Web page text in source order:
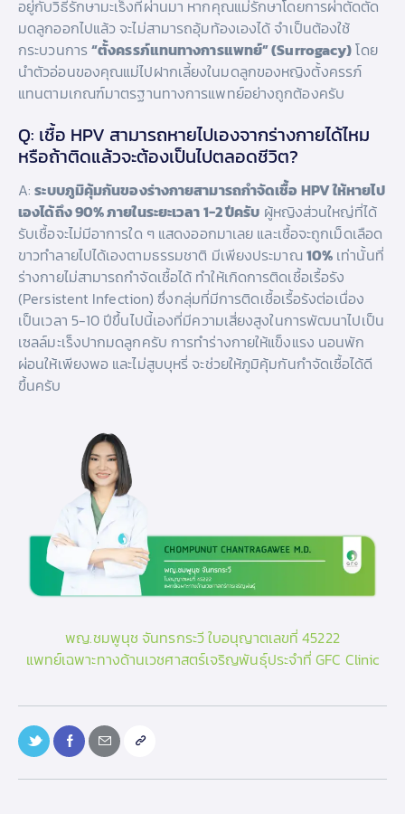
อยู่กับวิธีรักษามะเร็งที่ผ่านมา หากคุณแม่รักษาโดยการผ่าตัดตัด
มดลูกออกไปแล้ว จะไม่สามารถอุ้มท้องเองได้ จำเป็นต้องใช้
กระบวนการ“ตั้งครรภ์แทนทางการแพทย์” (Surrogacy)โดย
นำตัวอ่อนของคุณแม่ไปฝากเลี้ยงในมดลูกของหญิงตั้งครรภ์
แทนตามเกณฑ์มาตรฐานทางการแพทย์อย่างถูกต้องครับ
Q: เชื้อ HPV สามารถหายไปเองจากร่างกายได้ไหม
หรือถ้าติดแล้วจะต้องเป็นไปตลอดชีวิต?
A:ระบบภูมิคุ้มกันของร่างกายสามารถกำจัดเชื้อ HPV ให้หายไป
เองได้ถึง 90% ภายในระยะเวลา 1-2 ปีครับ ผู้หญิงส่วนใหญ่ที่ได้
รับเชื้อจะไม่มีอาการใด ๆ แสดงออกมาเลย และเชื้อจะถูกเม็ดเลือด
ขาวทำลายไปได้เองตามธรรมชาติ มีเพียงประมาณ10% เท่านั้นที่
ร่างกายไม่สามารถกำจัดเชื้อได้ ทำให้เกิดการติดเชื้อเรื้อรัง
(Persistent Infection) ซึ่งกลุ่มที่มีการติดเชื้อเรื้อรังต่อเนื่อง
เป็นเวลา 5-10 ปีขึ้นไปนี้เองที่มีความเสี่ยงสูงในการพัฒนาไปเป็น
เซลล์มะเร็งปากมดลูกครับ การทำร่างกายให้แข็งแรง นอนพัก
ผ่อนให้เพียงพอ และไม่สูบบุหรี่ จะช่วยให้ภูมิคุ้มกันกำจัดเชื้อได้ดี
ขึ้นครับ
พญ.ชมพูนุช จันทรกระวี ใบอนุญาตเลขที่ 45222
แพทย์เฉพาะทางด้านเวชศาสตร์เจริญพันธุ์ประจำที่ GFC Clinic